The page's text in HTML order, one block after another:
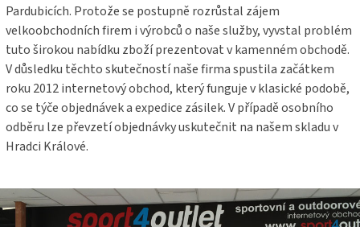
Pardubicích. Protože se postupně rozrůstal zájem
velkoobchodních firem i výrobců o naše služby, vyvstal problém
tuto širokou nabídku zboží prezentovat v kamenném obchodě.
V důsledku těchto skutečností naše firma spustila začátkem
roku 2012 internetový obchod, který funguje v klasické podobě,
co se týče objednávek a expedice zásilek. V případě osobního
odběru lze převzetí objednávky uskutečnit na našem skladu v
Hradci Králové.